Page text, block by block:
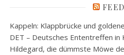
FEED
Kappeln: Klappbrücke und
DET – Deutsches Ententreffen in
Hildegard, die dümmste Möwe